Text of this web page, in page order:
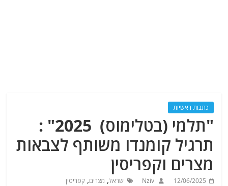
כתבות ראשיות
"תלמי (בטלימוס) 2025" :
תרגיל קומנדו משותף לצבאות
מצרים וקפריסין
12/06/2025
Nziv ישראל, מצרים,קפריסין